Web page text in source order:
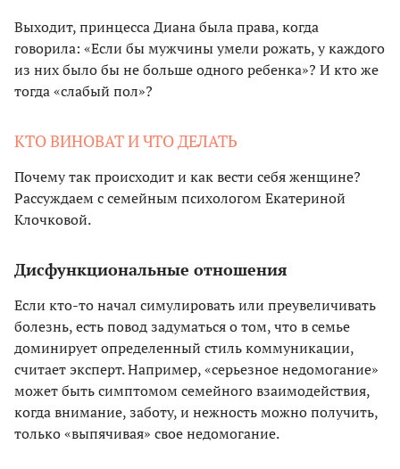
Выходит, принцесса Диана была права, когда
говорила: «Если бы мужчины умели рожать, у каждого
из них было бы не больше одного ребенка»? И кто же
тогда «слабый пол»?
КТО ВИНОВАТ И ЧТО ДЕЛАТЬ
Почему так происходит и как вести себя женщине?
Рассуждаем с семейным психологом Екатериной
Клочковой.
Дисфункциональные отношения
Если кто-то начал симулировать или преувеличивать
болезнь, есть повод задуматься о том, что в семье
доминирует определенный стиль коммуникации,
считает эксперт. Например, «серьезное недомогание»
может быть симптомом семейного взаимодействия,
когда внимание, заботу, и нежность можно получить,
только «выпячивая» свое недомогание.